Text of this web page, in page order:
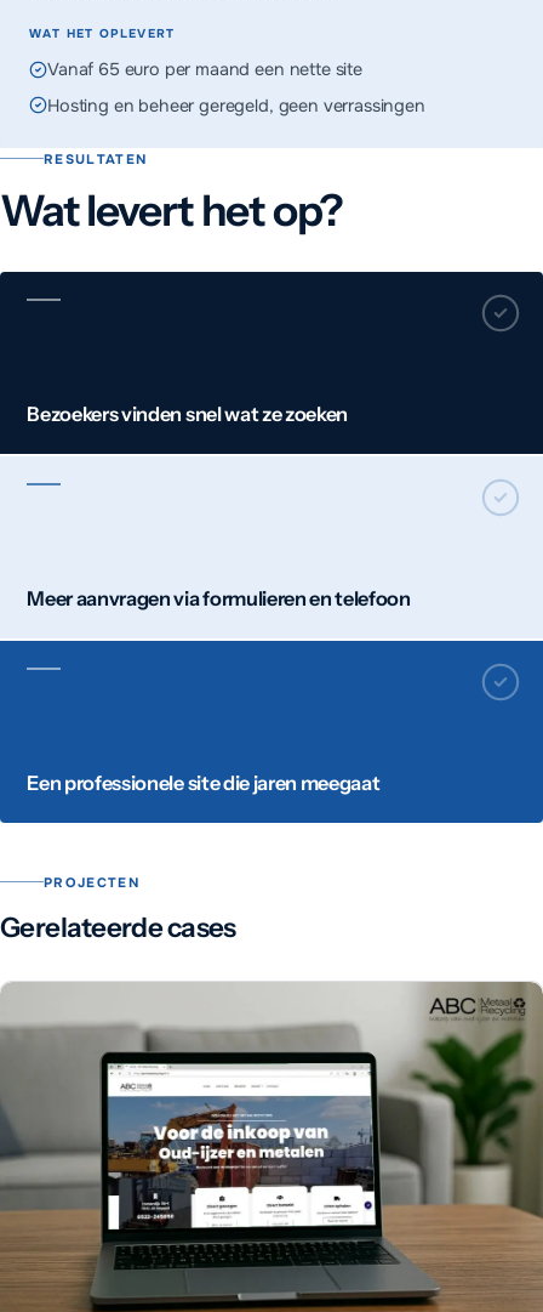
WAT HET OPLEVERT
Vanaf 65 euro per maand een nette site
Hosting en beheer geregeld, geen verrassingen
RESULTATEN
Wat levert het op?
Bezoekers vinden snel wat ze zoeken
Meer aanvragen via formulieren en telefoon
Een professionele site die jaren meegaat
PROJECTEN
Gerelateerde cases